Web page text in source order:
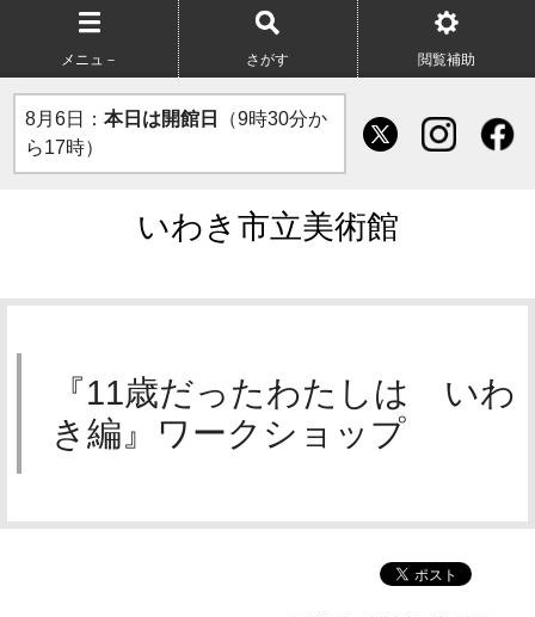
メニュ－ さがす 閲覧補助
8月6日： 本日は開館日
（9時30分か
ら17時）
いわき市立美術館
『11歳だったわたしは いわ
き編』ワークショップ